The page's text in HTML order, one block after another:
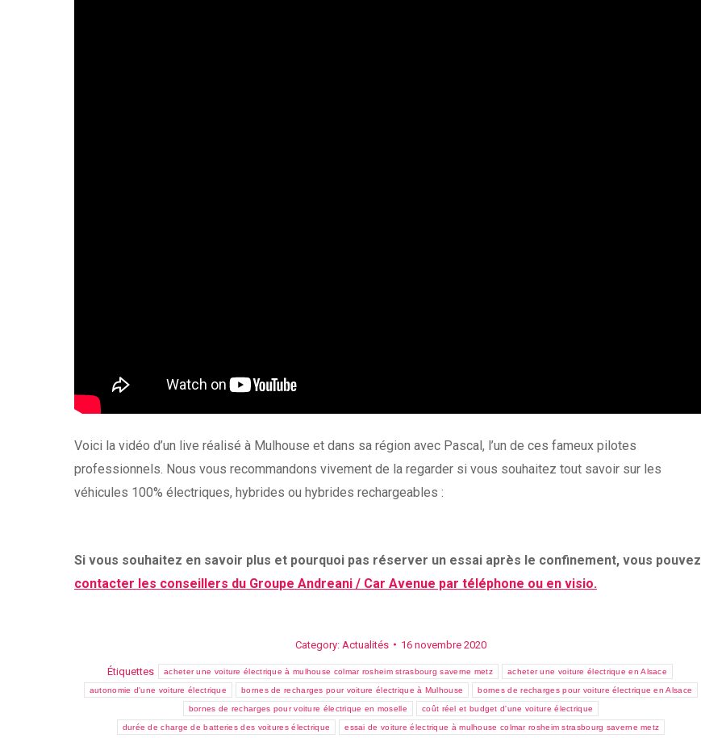
Voici la vidéo d’un live réalisé à Mulhouse et dans sa région avec Pascal, l’un de ces fameux pilotes
professionnels. Nous vous recommandons vivement de la regarder si vous souhaitez tout savoir sur les
véhicules 100% électriques, hybrides ou hybrides rechargeables :
Si vous souhaitez en savoir plus et pourquoi pas réserver un essai après le confinement, vous pouvez
contacter les conseillers du Groupe Andreani / Car Avenue par téléphone ou en visio.
Category: Actualités 16 novembre 2020
Étiquettes acheter une voiture électrique à mulhouse colmar rosheim strasbourg saverne metz acheter une voiture électrique en Alsace
autonomie d'une voiture électrique bornes de recharges pour voiture électrique à Mulhouse bornes de recharges pour voiture électrique en Alsace
bornes de recharges pour voiture électrique en moselle coût réel et budget d'une voiture électrique
durée de charge de batteries des voitures électrique essai de voiture électrique à mulhouse colmar rosheim strasbourg saverne metz